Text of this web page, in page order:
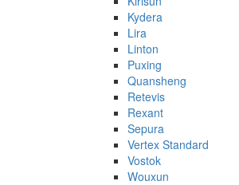
Kydera
Lira
Linton
Puxing
Quansheng
Retevis
Rexant
Sepura
Vertex Standard
Vostok
Wouxun